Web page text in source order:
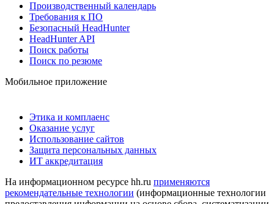
Производственный календарь
Требования к ПО
Безопасный HeadHunter
HeadHunter API
Поиск работы
Поиск по резюме
Мобильное приложение
Этика и комплаенс
Оказание услуг
Использование сайтов
Защита персональных данных
ИТ аккредитация
На информационном ресурсе hh.ru применяются
рекомендательные технологии (информационные технологии